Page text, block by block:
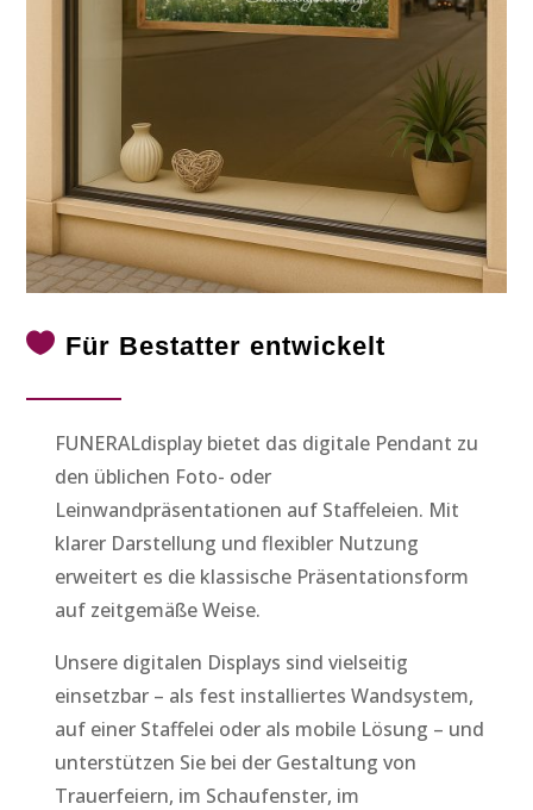
 Für Bestatter entwickelt
FUNERALdisplay bietet das digitale Pendant zu
den üblichen Foto- oder
Leinwandpräsentationen auf Staffeleien. Mit
klarer Darstellung und flexibler Nutzung
erweitert es die klassische Präsentationsform
auf zeitgemäße Weise.
Unsere digitalen Displays sind vielseitig
einsetzbar – als fest installiertes Wandsystem,
auf einer Staffelei oder als mobile Lösung – und
unterstützen Sie bei der Gestaltung von
Trauerfeiern, im Schaufenster, im